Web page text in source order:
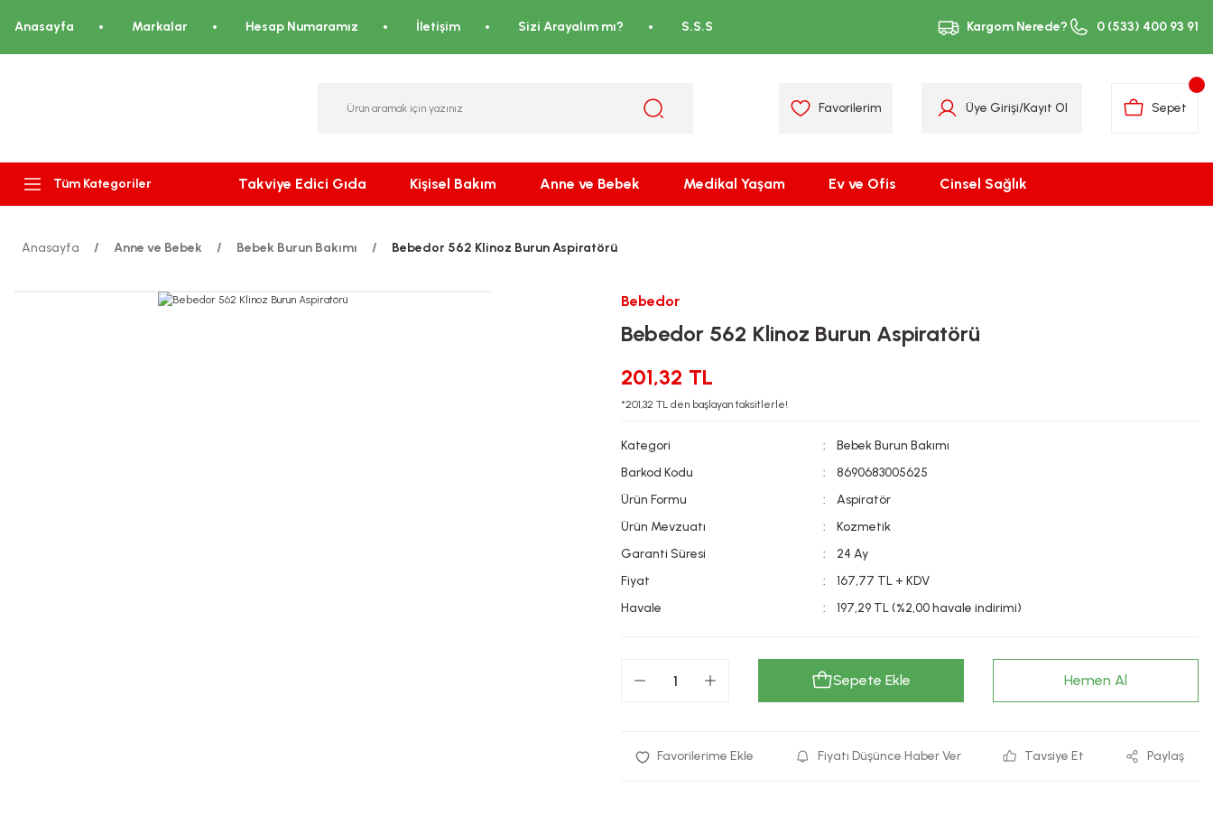
Anasayfa Markalar Hesap Numaramız İletişim Sizi Arayalım mı? S.S.S Kargom Nerede? 0 (533) 400 93 91
Favorilerim Üye Girişi/Kayıt Ol Sepet
Tüm Kategoriler Takviye Edici Gıda Kişisel Bakım Anne ve Bebek Medikal Yaşam Ev ve Ofis Cinsel Sağlık
Anasayfa Anne ve Bebek Bebek Burun Bakımı Bebedor 562 Klinoz Burun Aspiratörü
Bebedor
Bebedor 562 Klinoz Burun Aspiratörü
201,32 TL
*201,32 TL den başlayan taksitlerle!
Kategori
Bebek Burun Bakımı
Barkod Kodu
8690683005625
Ürün Formu
Aspiratör
Ürün Mevzuatı
Kozmetik
Garanti Süresi
24 Ay
Fiyat
167,77 TL + KDV
Havale
197,29 TL (%2,00 havale indirimi)
Sepete Ekle Hemen Al
Fiyatı Düşünce Haber Ver Tavsiye Et Paylaş